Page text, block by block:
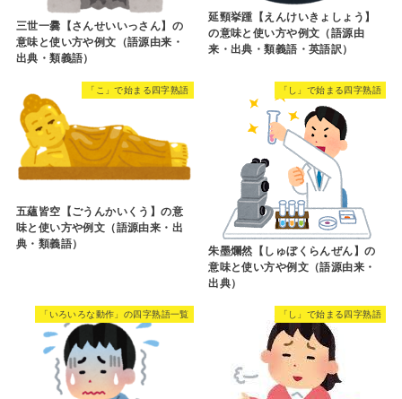
三世一爨【さんせいいっさん】の
意味と使い方や例文（語源由来・
出典・類義語）
延頸挙踵【えんけいきょしょう】
の意味と使い方や例文（語源由
来・出典・類義語・英語訳）
「こ」で始まる四字熟語
五蘊皆空【ごうんかいくう】の意
味と使い方や例文（語源由来・出
典・類義語）
「し」で始まる四字熟語
朱墨爛然【しゅぼくらんぜん】の
意味と使い方や例文（語源由来・
出典）
「いろいろな動作」の四字熟語一覧 「し」で始まる四字熟語